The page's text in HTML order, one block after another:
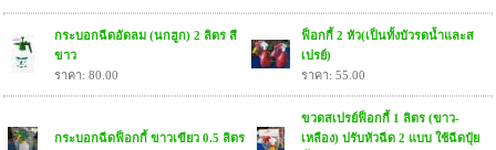
กระบอกฉีดอัดลม (นกฮูก) 2 ลิตร สี
ขาว
ราคา: 80.00
ฟ็อกกี้ 2 หัว(เป็นทั้งบัวรดน้ำและส
เปรย์)
ราคา: 55.00
กระบอกฉีดฟ็อกกี้ ขาวเขียว 0.5 ลิตร
ขวดสเปรย์ฟ็อกกี้ 1 ลิตร (ขาว-
เหลือง) ปรับหัวฉีด 2 แบบ ใช้ฉีดปุ๋ย